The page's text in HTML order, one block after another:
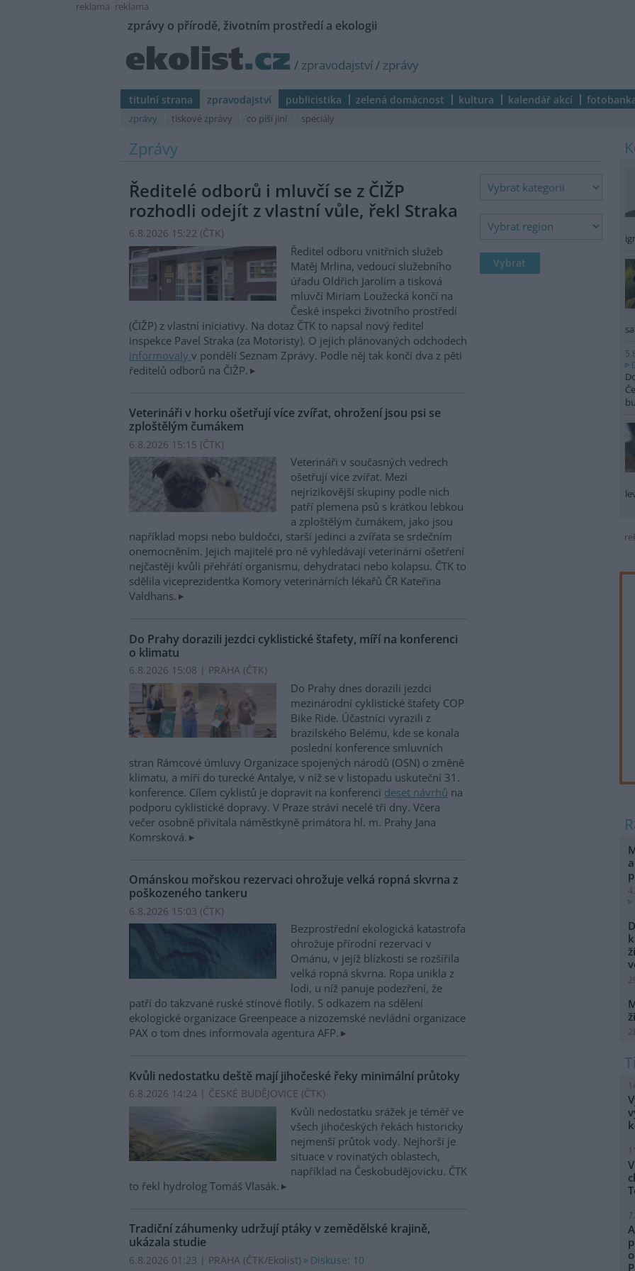
reklama reklama
zprávy o přírodě, životním prostředí a ekologii
/ zpravodajství/ zprávy
titulní strana zpravodajství publicistika zelená domácnost kultura kalendář akcí
zprávy tiskové zprávy co píší jiní speciály
Zprávy
Ředitelé odborů i mluvčí se z ČIŽP
rozhodli odejít z vlastní vůle, řekl Straka
6.8.2026 15:22 (ČTK)
Ředitel odboru vnitřních služeb
Matěj Mrlina, vedoucí služebního
úřadu Oldřich Jarolím a tisková
mluvčí Miriam Loužecká končí na
České inspekci životního prostředí
(ČIŽP) z vlastní iniciativy. Na dotaz ČTK to napsal nový ředitel
inspekce Pavel Straka (za Motoristy). O jejich plánovaných odchodech
informovaly v pondělí Seznam Zprávy. Podle něj tak končí dva z pěti
ředitelů odborů na ČIŽP.
Veterináři v horku ošetřují více zvířat, ohrožení jsou psi se
zploštělým čumákem
6.8.2026 15:15 (ČTK)
Veterináři v současných vedrech
ošetřují více zvířat. Mezi
nejrizikovější skupiny podle nich
patří plemena psů s krátkou lebkou
a zploštělým čumákem, jako jsou
například mopsi nebo buldočci, starší jedinci a zvířata se srdečním
onemocněním. Jejich majitelé pro ně vyhledávají veterinární ošetření
nejčastěji kvůli přehřátí organismu, dehydrataci nebo kolapsu. ČTK to
sdělila viceprezidentka Komory veterinárních lékařů ČR Kateřina
Valdhans.
Do Prahy dorazili jezdci cyklistické štafety, míří na konferenci
o klimatu
6.8.2026 15:08 | PRAHA (ČTK)
Do Prahy dnes dorazili jezdci
mezinárodní cyklistické štafety COP
Bike Ride. Účastníci vyrazili z
brazilského Belému, kde se konala
poslední konference smluvních
stran Rámcové úmluvy Organizace spojených národů (OSN) o změně
klimatu, a míří do turecké Antalye, v níž se v listopadu uskuteční 31.
konference. Cílem cyklistů je dopravit na konferenci deset návrhů na
podporu cyklistické dopravy. V Praze stráví necelé tři dny. Včera
večer osobně přivítala náměstkyně primátora hl. m. Prahy Jana
Komrsková.
Ománskou mořskou rezervaci ohrožuje velká ropná skvrna z
poškozeného tankeru
6.8.2026 15:03 (ČTK)
Bezprostřední ekologická katastrofa
ohrožuje přírodní rezervaci v
Ománu, v jejíž blízkosti se rozšířila
velká ropná skvrna. Ropa unikla z
lodi, u níž panuje podezření, že
patří do takzvané ruské stínové flotily. S odkazem na sdělení
ekologické organizace Greenpeace a nizozemské nevládní organizace
PAX o tom dnes informovala agentura AFP.
Kvůli nedostatku deště mají jihočeské řeky minimální průtoky
6.8.2026 14:24 | ČESKÉ BUDĚJOVICE (ČTK)
Kvůli nedostatku srážek je téměř ve
všech jihočeských řekách historicky
nejmenší průtok vody. Nejhorší je
situace v rovinatých oblastech,
například na Českobudějovicku. ČTK
to řekl hydrolog Tomáš Vlasák.
Tradiční záhumenky udržují ptáky v zemědělské krajině,
ukázala studie
6.8.2026 01:23 | PRAHA (ČTK/Ekolist) Diskuse: 10